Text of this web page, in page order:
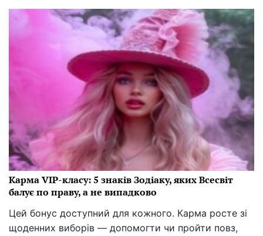
Карма VIP-класу: 5 знаків Зодіаку, яких Всесвіт
балує по праву, а не випадково
Цей бонус доступний для кожного. Карма росте зі
щоденних виборів — допомогти чи пройти повз,